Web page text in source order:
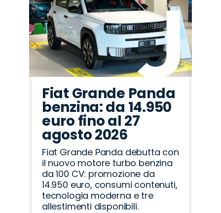
Fiat Grande Panda
benzina: da 14.950
euro fino al 27
agosto 2026
Fiat Grande Panda debutta con
il nuovo motore turbo benzina
da 100 CV: promozione da
14.950 euro, consumi contenuti,
tecnologia moderna e tre
allestimenti disponibili.